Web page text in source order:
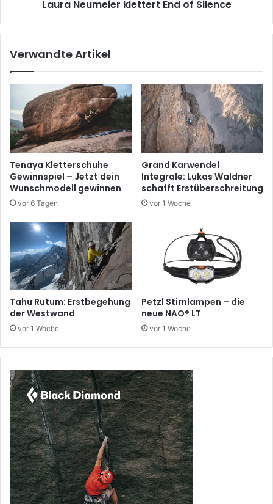
Laura Neumeier klettert End of Silence
Verwandte Artikel
Tenaya Kletterschuhe
Gewinnspiel – Jetzt dein
Wunschmodell gewinnen
vor 6 Tagen
Grand Karwendel
Integrale: Lukas Waldner
schafft Erstüberschreitung
vor 1 Woche
Tahu Rutum: Erstbegehung
der Westwand
vor 1 Woche
Petzl Stirnlampen – die
neue NAO® LT
vor 1 Woche